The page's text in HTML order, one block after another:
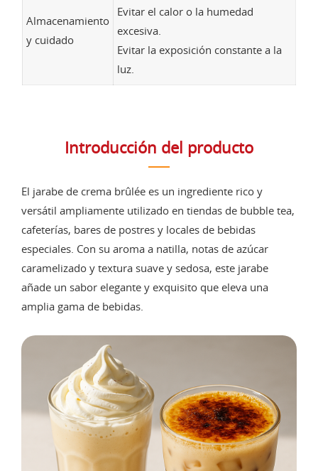
Almacenamiento
y cuidado
Evitar el calor o la humedad
excesiva.
Evitar la exposición constante a la
luz.
Introducción del producto
El jarabe de crema brûlée es un ingrediente rico y
versátil ampliamente utilizado en tiendas de bubble tea,
cafeterías, bares de postres y locales de bebidas
especiales. Con su aroma a natilla, notas de azúcar
caramelizado y textura suave y sedosa, este jarabe
añade un sabor elegante y exquisito que eleva una
amplia gama de bebidas.